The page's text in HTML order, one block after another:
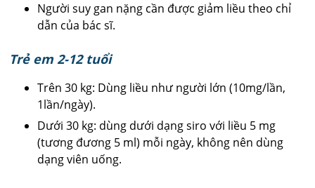
Người suy gan nặng cần được giảm liều theo chỉ
dẫn của bác sĩ.
Trẻ em 2-12 tuổi
Trên 30 kg: Dùng liều như người lớn (10mg/lần,
1lần/ngày).
Dưới 30 kg: dùng dưới dạng siro với liều 5 mg
(tương đương 5 ml) mỗi ngày, không nên dùng
dạng viên uống.